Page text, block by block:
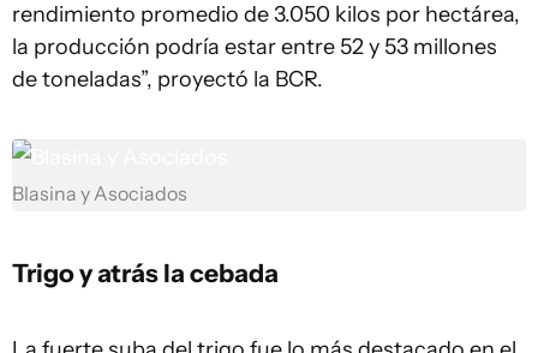
rendimiento promedio de 3.050 kilos por hectárea,
la producción podría estar entre 52 y 53 millones
de toneladas”, proyectó la BCR.
Blasina y Asociados
Trigo y atrás la cebada